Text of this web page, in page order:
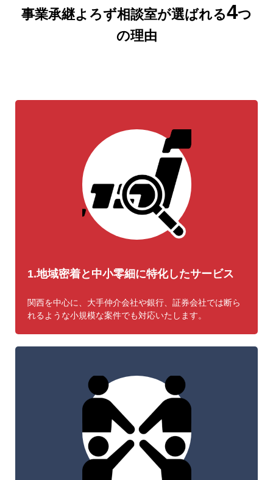
事業承継よろず相談室が選ばれる4つ
の理由
1.地域密着と中小零細に特化したサービス
関西を中心に、大手仲介会社や銀行、証券会社では断ら
れるような小規模な案件でも対応いたします。